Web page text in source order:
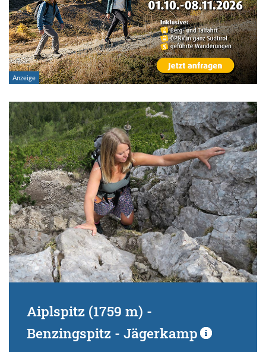
Gebirge:
Art der Tour:
Schwierigkeitsgrad:
von
bis
Kondition (Tourdauer):
von
bis
Suchbegriff:
Aiplspitz (1759 m) -
Benzingspitz - Jägerkamp